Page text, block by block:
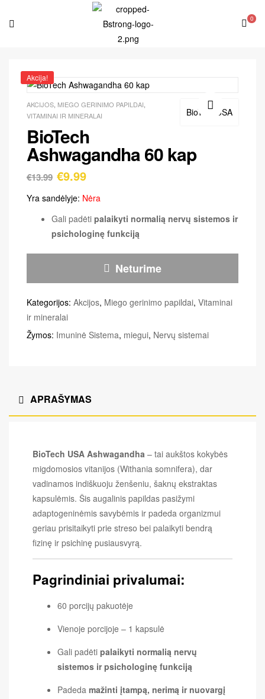
0
Akcija!
BioTechUSA
AKCIJOS MIEGO GERINIMO PAPILDAI
VITAMINAI IR MINERALAI
BioTech
Ashwagandha 60 kap
€13.99 €9.99
Yra sandėlyje: Nėra
Gali padėti palaikyti normalią nervų sistemos ir
psichologinę funkciją
Neturime
Kategorijos: Akcijos, Miego gerinimo papildai, Vitaminai
ir mineralai
Žymos: Imuninė Sistema, miegui, Nervų sistemai
APRAŠYMAS
BioTech USA Ashwagandha – tai aukštos kokybės
migdomosios vitanijos (Withania somnifera), dar
vadinamos indiškuoju ženšeniu, šaknų ekstraktas
kapsulėmis. Šis augalinis papildas pasižymi
adaptogeninėmis savybėmis ir padeda organizmui
geriau prisitaikyti prie streso bei palaikyti bendrą
fizinę ir psichinę pusiausvyrą.
Pagrindiniai privalumai:
60 porcijų pakuotėje
Vienoje porcijoje – 1 kapsulė
Gali padėti palaikyti normalią nervų
sistemos ir psichologinę funkciją
Padeda mažinti įtampą, nerimą ir nuovargį